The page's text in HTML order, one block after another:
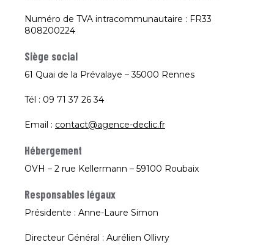
Numéro de TVA intracommunautaire : FR33
808200224
Siège social
61 Quai de la Prévalaye – 35000 Rennes
Tél : 09 71 37 26 34
Email : contact@agence-declic.fr
Hébergement
OVH – 2 rue Kellermann – 59100 Roubaix
Responsables légaux
Présidente : Anne-Laure Simon
Directeur Général : Aurélien Ollivry